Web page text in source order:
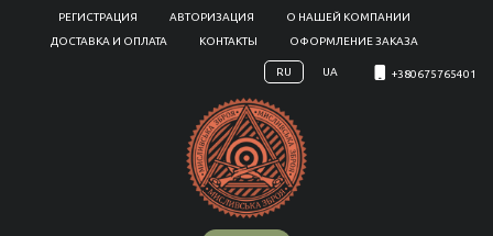
РЕГИСТРАЦИЯ АВТОРИЗАЦИЯ
О НАШЕЙ КОМПАНИИ
ДОСТАВКА И ОПЛАТА
КОНТАКТЫ ОФОРМЛЕНИЕ ЗАКАЗА
RU UA +380675765401